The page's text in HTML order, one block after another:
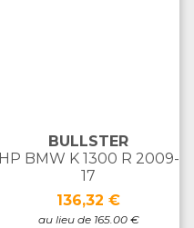
BULLSTER
HP BMW K 1300 R 2009-
17
Prix
136,32 €
au lieu de 165.00 €